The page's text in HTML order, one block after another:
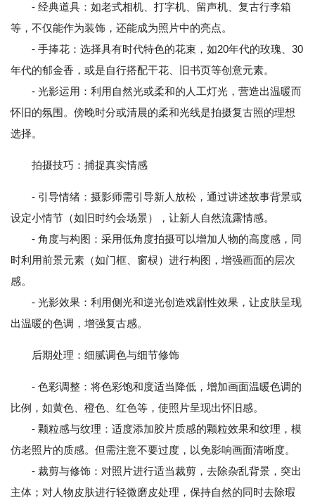
- 经典道具：如老式相机、打字机、留声机、复古行李箱
等，不仅能作为装饰，还能成为照片中的亮点。
- 手捧花：选择具有时代特色的花束，如20年代的玫瑰、30
年代的郁金香，或是自行搭配干花、旧书页等创意元素。
- 光影运用：利用自然光或柔和的人工灯光，营造出温暖而
怀旧的氛围。傍晚时分或清晨的柔和光线是拍摄复古照的理想
选择。
拍摄技巧：捕捉真实情感
- 引导情绪：摄影师需引导新人放松，通过讲述故事背景或
设定小情节（如旧时约会场景），让新人自然流露情感。
- 角度与构图：采用低角度拍摄可以增加人物的高度感，同
时利用前景元素（如门框、窗棂）进行构图，增强画面的层次
感。
- 光影效果：利用侧光和逆光创造戏剧性效果，让皮肤呈现
出温暖的色调，增强复古感。
后期处理：细腻调色与细节修饰
- 色彩调整：将色彩饱和度适当降低，增加画面温暖色调的
比例，如黄色、橙色、红色等，使照片呈现出怀旧感。
- 颗粒感与纹理：适度添加胶片质感的颗粒效果和纹理，模
仿老照片的质感。但需注意不要过度，以免影响画面清晰度。
- 裁剪与修饰：对照片进行适当裁剪，去除杂乱背景，突出
主体；对人物皮肤进行轻微磨皮处理，保持自然的同时去除瑕